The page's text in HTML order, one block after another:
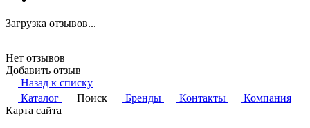
Загрузка отзывов...
Нет отзывов
Добавить отзыв
Назад к списку
Каталог
Поиск Бренды Контакты
Компания
Карта сайта